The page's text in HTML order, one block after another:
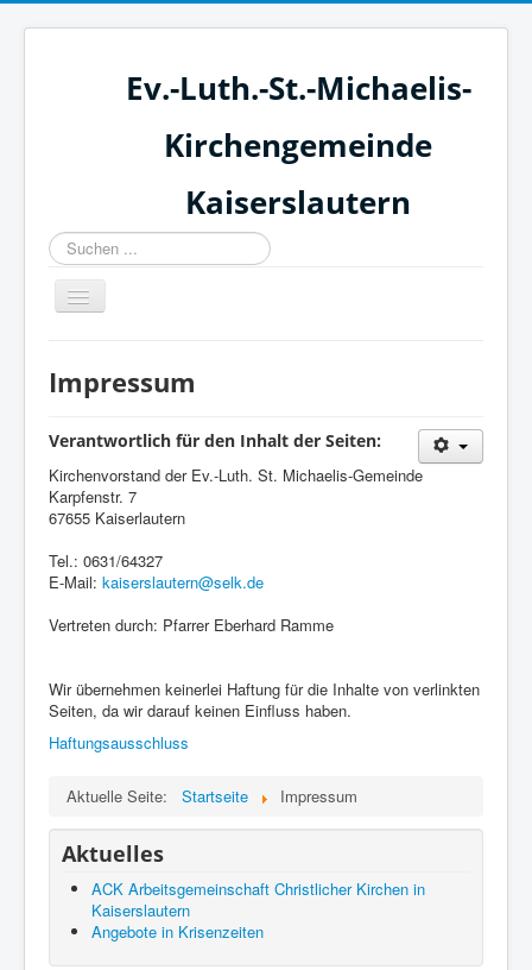
Ev.-Luth.-St.-Michaelis-
Kirchengemeinde
Kaiserslautern
Suchen
...
Toggle
Navigation
Über uns
Kreise & Gruppen
Termine
Kontakt
Impressum
Verantwortlich für den Inhalt der Seiten:
Kirchenvorstand der Ev.-Luth. St. Michaelis-Gemeinde
Karpfenstr. 7
67655 Kaiserlautern
Tel.: 0631/64327
E-Mail: kaiserslautern@selk.de
Vertreten durch: Pfarrer Eberhard Ramme
Wir übernehmen keinerlei Haftung für die Inhalte von verlinkten
Seiten, da wir darauf keinen Einfluss haben.
Haftungsausschluss
Aktuelle Seite: Startseite Impressum
Aktuelles
ACK Arbeitsgemeinschaft Christlicher Kirchen in
Kaiserslautern
Angebote in Krisenzeiten